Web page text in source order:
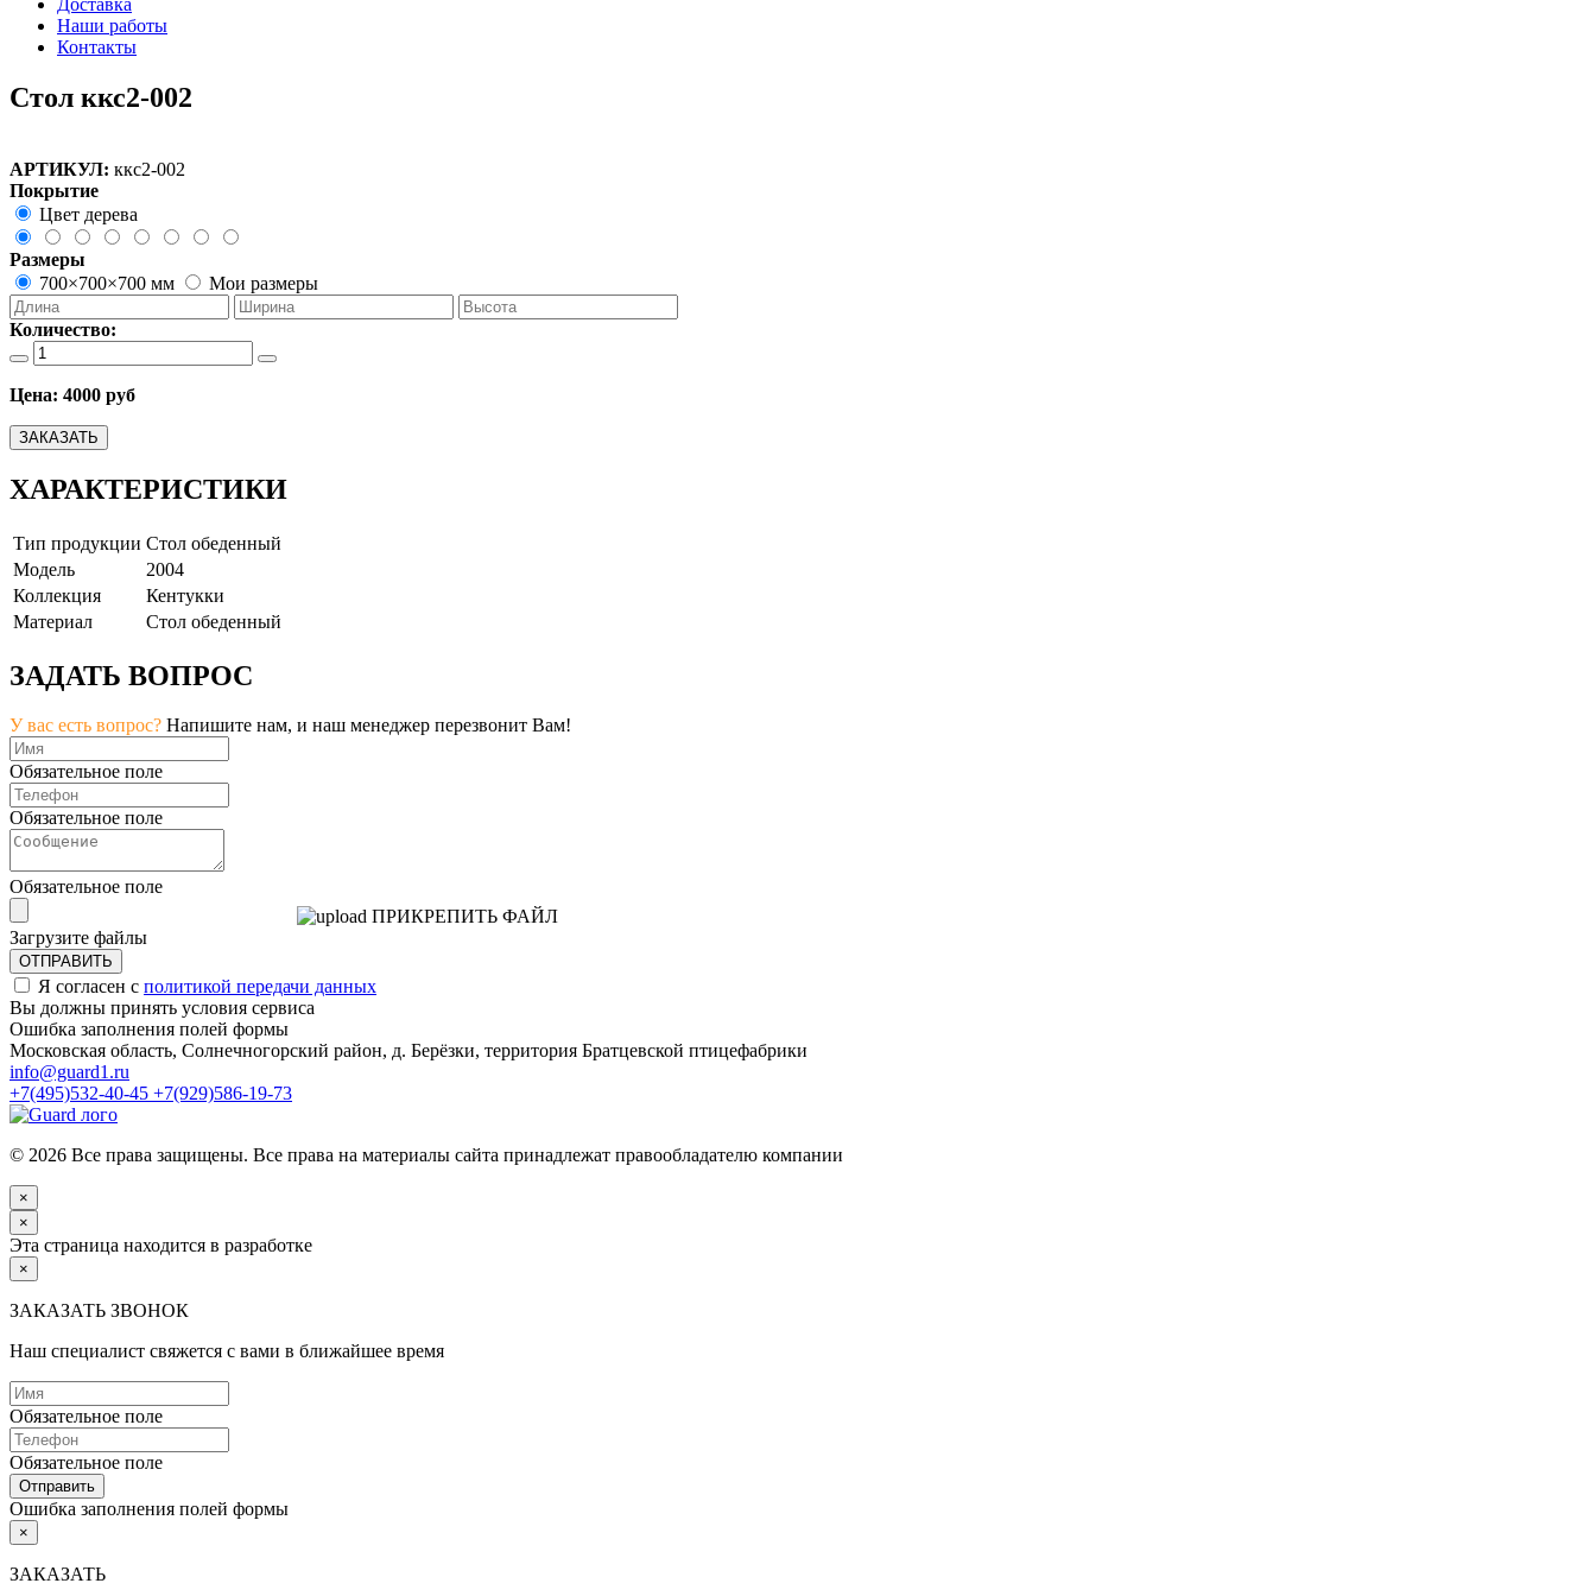
Доставка
Наши работы
Контакты
Стол ккс2-002
АРТИКУЛ: ккс2-002
Покрытие
Цвет дерева
Размеры
700×700×700 мм
Мои размеры
Количество:
Цена: 4000 руб
ЗАКАЗАТЬ
ХАРАКТЕРИСТИКИ
Тип продукции Стол обеденный
Модель
2004
Коллекция
Кентукки
Материал
Стол обеденный
ЗАДАТЬ ВОПРОС
У вас есть вопрос? Напишите нам, и наш менеджер перезвонит Вам!
Обязательное поле
Обязательное поле
Обязательное поле
ПРИКРЕПИТЬ ФАЙЛ
Загрузите файлы
ОТПРАВИТЬ
Я согласен с политикой передачи данных
Вы должны принять условия сервиса
Ошибка заполнения полей формы
Московская область, Солнечногорский район, д. Берёзки, территория Братцевской птицефабрики
info@guard1.ru
+7(495)532-40-45 +7(929)586-19-73
© 2026 Все права защищены. Все права на материалы сайта принадлежат правообладателю компании
×
×
Эта страница находится в разработке
×
ЗАКАЗАТЬ ЗВОНОК
Наш специалист свяжется с вами в ближайшее время
Обязательное поле
Обязательное поле
Отправить
Ошибка заполнения полей формы
×
ЗАКАЗАТЬ